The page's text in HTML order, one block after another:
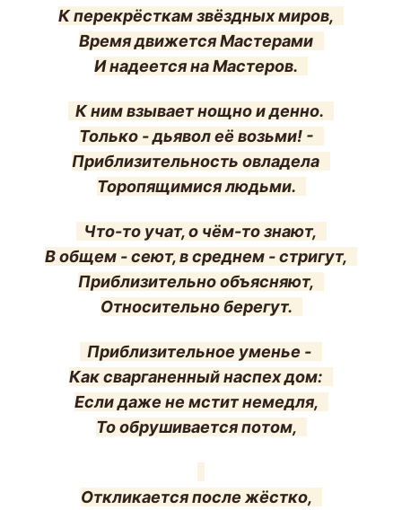
К перекрёсткам звёздных миров,
Время движется Мастерами
И надеется на Мастеров.
К ним взывает нощно и денно.
Только - дьявол её возьми! -
Приблизительность овладела
Торопящимися людьми.
Что-то учат, о чём-то знают,
В общем - сеют, в среднем - стригут,
Приблизительно объясняют,
Относительно берегут.
Приблизительное уменье -
Как сварганенный наспех дом:
Если даже не мстит немедля,
То обрушивается потом,
Откликается после жёстко,